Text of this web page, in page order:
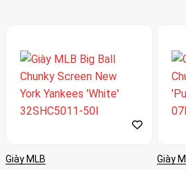
Giày MLB Giày